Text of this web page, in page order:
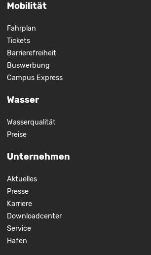
Mobilität
Fahrplan
Tickets
Barrierefreiheit
Buswerbung
Campus Express
Wasser
Wasserqualität
Preise
Unternehmen
Aktuelles
Presse
Karriere
Downloadcenter
Service
Hafen